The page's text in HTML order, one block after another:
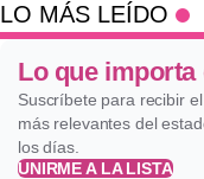
LO MÁS LEÍDO
Lo que importa
Suscríbete para recibir
más relevantes del
los días.
UNIRME A LA LISTA